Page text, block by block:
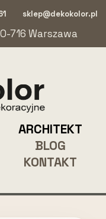
KONTAKT
BLOG
ARCHITEKT
716 Warszawa
sklep@dekokolor.pl